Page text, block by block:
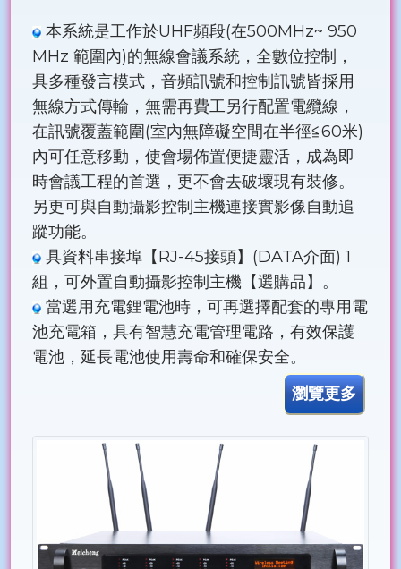
本系統是工作於UHF頻段(在500MHz~ 950
MHz 範圍內)的無線會議系統，全數位控制，
具多種發言模式，音頻訊號和控制訊號皆採用
無線方式傳輸，無需再費工另行配置電纜線，
在訊號覆蓋範圍(室內無障礙空間在半徑≦60米)
內可任意移動，使會場佈置便捷靈活，成為即
時會議工程的首選，更不會去破壞現有裝修。
另更可與自動攝影控制主機連接實影像自動追
蹤功能。
具資料串接埠【RJ-45接頭】(DATA介面) 1
組，可外置自動攝影控制主機【選購品】。
當選用充電鋰電池時，可再選擇配套的專用電
池充電箱，具有智慧充電管理電路，有效保護
電池，延長電池使用壽命和確保安全。
瀏覽更多